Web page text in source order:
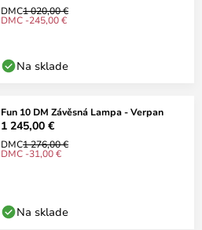
DMC1 020,00 €
DMC -245,00 €
Na sklade
Fun 10 DM Závěsná Lampa - Verpan
1 245,00 €
DMC1 276,00 €
DMC -31,00 €
Na sklade